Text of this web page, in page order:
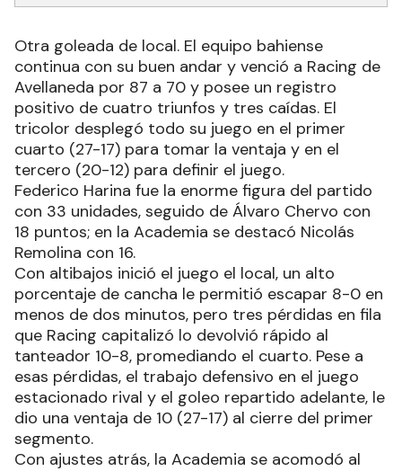
Otra goleada de local. El equipo bahiense
continua con su buen andar y venció a Racing de
Avellaneda por 87 a 70 y posee un registro
positivo de cuatro triunfos y tres caídas. El
tricolor desplegó todo su juego en el primer
cuarto (27-17) para tomar la ventaja y en el
tercero (20-12) para definir el juego.
Federico Harina fue la enorme figura del partido
con 33 unidades, seguido de Álvaro Chervo con
18 puntos; en la Academia se destacó Nicolás
Remolina con 16.
Con altibajos inició el juego el local, un alto
porcentaje de cancha le permitió escapar 8-0 en
menos de dos minutos, pero tres pérdidas en fila
que Racing capitalizó lo devolvió rápido al
tanteador 10-8, promediando el cuarto. Pese a
esas pérdidas, el trabajo defensivo en el juego
estacionado rival y el goleo repartido adelante, le
dio una ventaja de 10 (27-17) al cierre del primer
segmento.
Con ajustes atrás, la Academia se acomodó al